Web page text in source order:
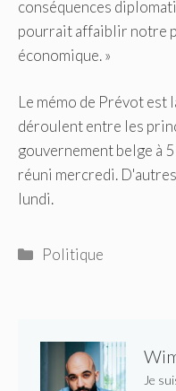
conséquences
pourrait affaiblir notre
économique. »
Le mémo de Prévot est
déroulent entre les
gouvernement belge à
réuni mercredi.
lundi.
Catégories
Politique
Je